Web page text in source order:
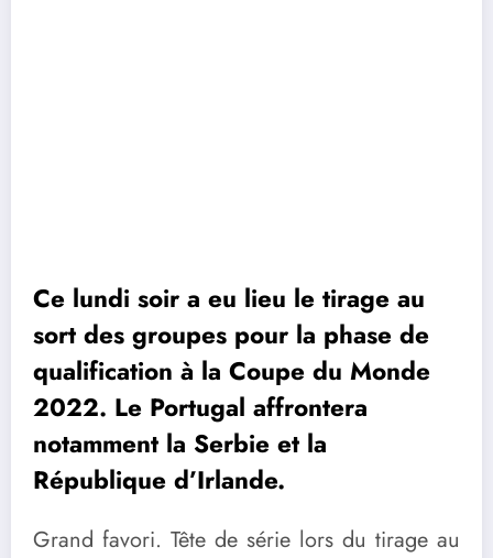
Ce lundi soir a eu lieu le tirage au
sort des groupes pour la phase de
qualification à la Coupe du Monde
2022. Le Portugal affrontera
notamment la Serbie et la
République d’Irlande.
Grand favori. Tête de série lors du tirage au